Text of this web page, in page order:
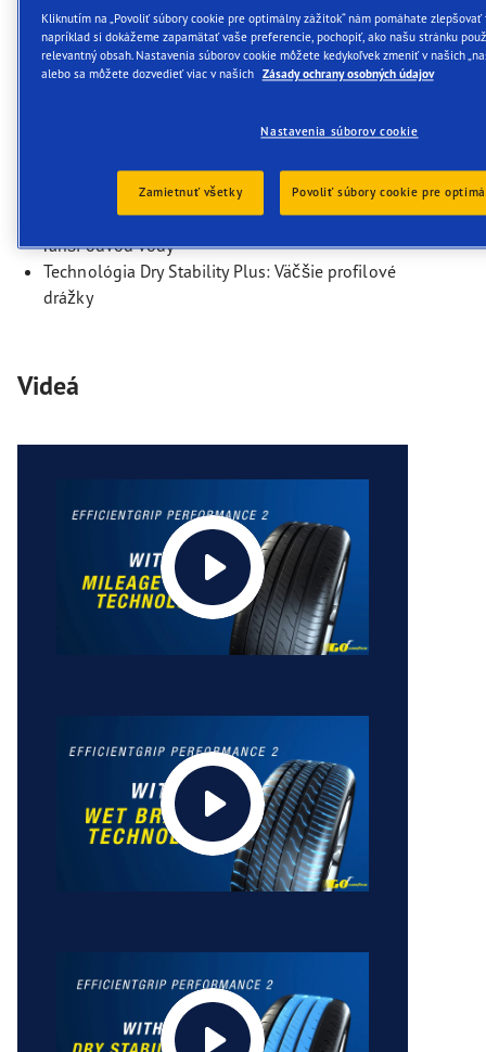
Presvedčte sa sami o výhodách
letných pneu Goodyear
EfficientGrip Performance 2
Veľmi dobré výsledky v TÜV-teste
Technológia Mileage Plus: Vysoká elasticita a
Technológia Wet Braking: Zlepšená stabilita a
ľahší odvod vody
Technológia Dry Stability Plus: Väčšie profilové
drážky
Videá
Kliknutím na „Povoliť súbory cookie pre optimálny zážitok“ nám pomáhate
napríklad si dokážeme zapamätať vaše preferencie, pochopiť, ako našu stránku
relevantný obsah. Nastavenia súborov cookie môžete kedykoľvek zmeniť v našich
alebo sa môžete dozvedieť viac v našich Zásady ochrany osobných údajov
Nastavenia súborov cookie
Zamietnuť všetky Povoliť súbory cookie pre